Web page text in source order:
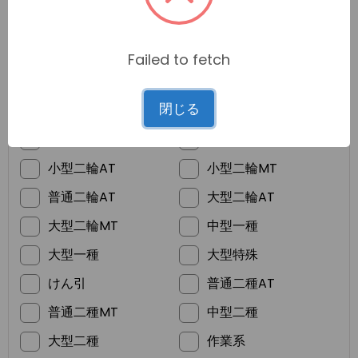
小型二輪AT
小型二輪MT
普通二輪AT
大型二輪AT
大型二輪MT
中型一種
大型一種
大型特殊
けん引
普通二種AT
普通二種MT
中型二種
大型二種
作業系
Failed to fetch
閉じる